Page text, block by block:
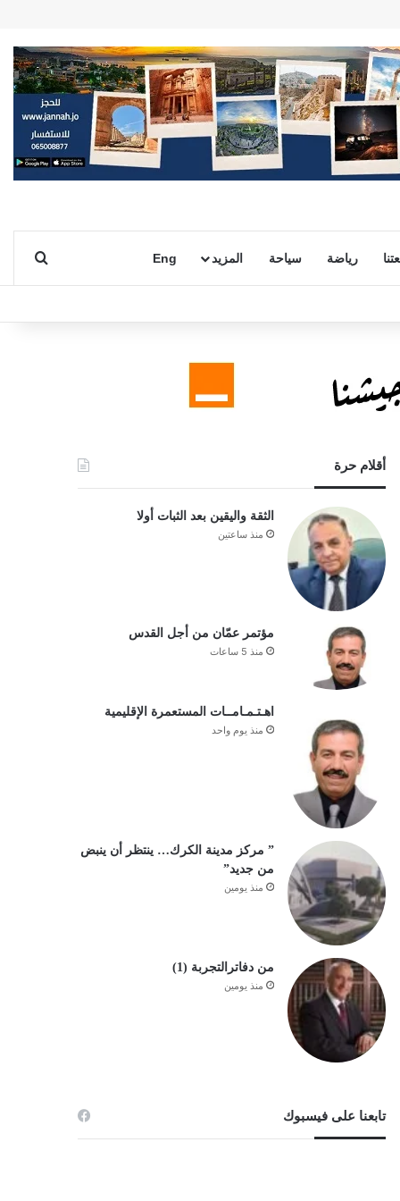
رياضة سياحة المزيد Eng بحث
أقلام حرة
الثقة واليقين بعد الثبات أولا
منذ ساعتين
مؤتمر عمّان من أجل القدس
منذ 5 ساعات
اهـتـمـامــات المستعمرة الإقليمية
منذ يوم واحد
” مركز مدينة الكرك… ينتظر أن ينبض
من جديد”
منذ يومين
من دفاترالتجربة (1)
منذ يومين
تابعنا على فيسبوك